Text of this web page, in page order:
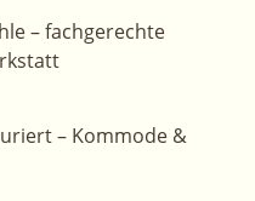
– fachgerechte
– Kommode &